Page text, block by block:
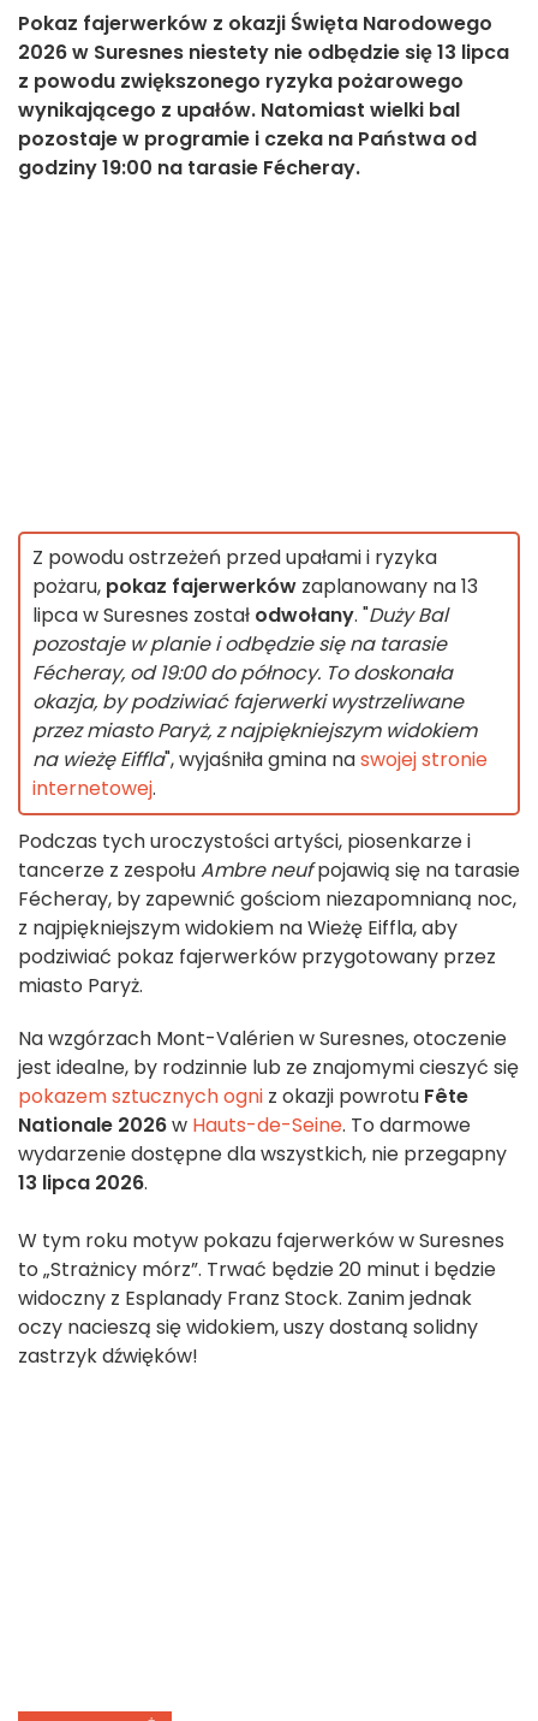
Pokaz fajerwerków z okazji Święta Narodowego
2026 w Suresnes niestety nie odbędzie się 13 lipca
z powodu zwiększonego ryzyka pożarowego
wynikającego z upałów. Natomiast wielki bal
pozostaje w programie i czeka na Państwa od
godziny 19:00 na tarasie Fécheray.
Z powodu ostrzeżeń przed upałami i ryzyka
pożaru, pokaz fajerwerków zaplanowany na 13
lipca w Suresnes został odwołany. "Duży Bal
pozostaje w planie i odbędzie się na tarasie
Fécheray, od 19:00 do północy. To doskonała
okazja, by podziwiać fajerwerki wystrzeliwane
przez miasto Paryż, z najpiękniejszym widokiem
na wieżę Eiffla", wyjaśniła gmina naswojej stronie
internetowej.
Podczas tych uroczystości artyści, piosenkarze i
tancerze z zespołuAmbre neufpojawią się na tarasie
Fécheray, by zapewnić gościom niezapomnianą noc,
z najpiękniejszym widokiem na Wieżę Eiffla, aby
podziwiać pokaz fajerwerków przygotowany przez
miasto Paryż.
Na wzgórzach Mont-Valérien w Suresnes, otoczenie
jest idealne, by rodzinnie lub ze znajomymi cieszyć się
pokazem sztucznych ogni z okazji powrotu Fête
Nationale 2026w Hauts-de-Seine. To darmowe
wydarzenie dostępne dla wszystkich, nie przegapny
13 lipca 2026.
W tym roku motyw pokazu fajerwerków w Suresnes
to „Strażnicy mórz”. Trwać będzie 20 minut i będzie
widoczny z Esplanady Franz Stock. Zanim jednak
oczy nacieszą się widokiem, uszy dostaną solidny
zastrzyk dźwięków!